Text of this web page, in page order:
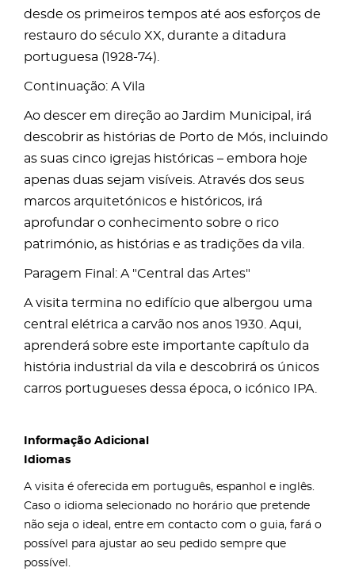
desde os primeiros tempos até aos esforços de
restauro do século XX, durante a ditadura
portuguesa (1928-74).
Continuação: A Vila
Ao descer em direção ao Jardim Municipal, irá
descobrir as histórias de Porto de Mós, incluindo
as suas cinco igrejas históricas – embora hoje
apenas duas sejam visíveis. Através dos seus
marcos arquitetónicos e históricos, irá
aprofundar o conhecimento sobre o rico
património, as histórias e as tradições da vila.
Paragem Final: A "Central das Artes"
A visita termina no edifício que albergou uma
central elétrica a carvão nos anos 1930. Aqui,
aprenderá sobre este importante capítulo da
história industrial da vila e descobrirá os únicos
carros portugueses dessa época, o icónico IPA.
Informação Adicional
Idiomas
A visita é oferecida em português, espanhol e inglês.
Caso o idioma selecionado no horário que pretende
não seja o ideal, entre em contacto com o guia, fará o
possível para ajustar ao seu pedido sempre que
possível.